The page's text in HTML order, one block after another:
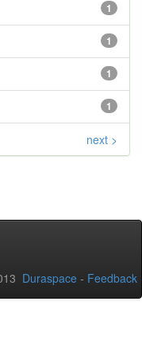
1
1
1
1
next >
Duraspace - Feedback